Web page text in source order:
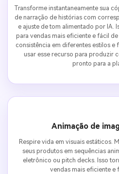
Transforme instantaneamente sua
de narração de histórias com
e ajuste de tom alimentado por IA.
para vendas mais eficiente e fácil
consistência em diferentes estilos
usar esse recurso para produzir
pronto para a
Animação de
Respire vida em visuais estáticos.
seus produtos em sequências
eletrônico ou pitch decks. Isso
vendas mais eficiente e